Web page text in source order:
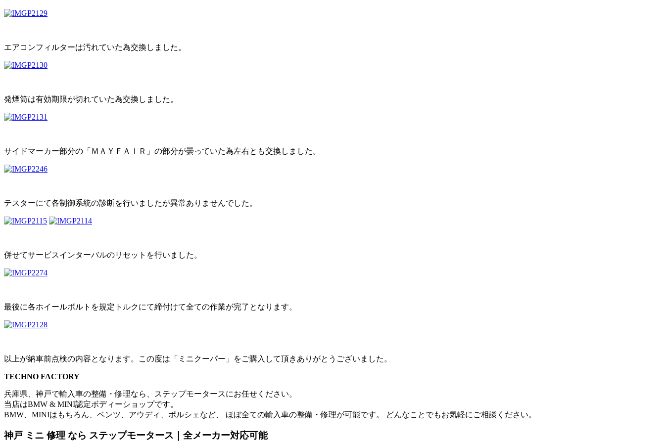
エアコンフィルターは汚れていた為交換しました。
発煙筒は有効期限が切れていた為交換しました。
サイドマーカー部分の「ＭＡＹＦＡＩＲ」の部分が曇っていた為左右とも交換しました。
テスターにて各制御系統の診断を行いましたが異常ありませんでした。
併せてサービスインターバルのリセットを行いました。
最後に各ホイールボルトを規定トルクにて締付けて全ての作業が完了となります。
以上が納車前点検の内容となります。この度は「ミニクーパー」をご購入して頂きありがとうございました。
TECHNO FACTORY
兵庫県、神戸で輸入車の整備・修理なら、ステップモータースにお任せください。
当店はBMW & MINI認定ボディーショップです。
BMW、MINIはもちろん、ベンツ、アウディ、ポルシェなど、 ほぼ全ての輸入車の整備・修理が可能です。 どんなことでもお気軽にご相談ください。
神戸 ミニ 修理 なら ステップモータース｜全メーカー対応可能